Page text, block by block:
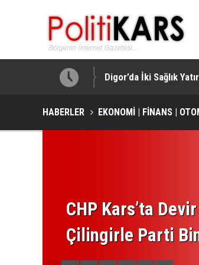
Digor’da İki Sağlık
HABERLER EKONOMİ | FİNANS |
CHP Kars’ta
Çilingirle Parti